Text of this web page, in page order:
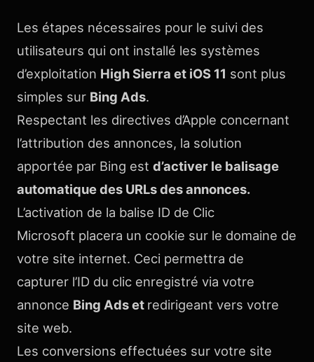
Les étapes nécessaires pour le suivi des
utilisateurs qui ont installé les systèmes
d’exploitation High Sierra et iOS 11 sont plus
simples sur Bing Ads.
Respectant les directives d’Apple concernant
l’attribution des annonces, la solution
apportée par Bing est d’activer le balisage
automatique des URLs des annonces.
L’activation de la balise ID de Clic
Microsoft placera un cookie sur le domaine de
votre site internet. Ceci permettra de
capturer l’ID du clic enregistré via votre
annonce Bing Ads et redirigeant vers votre
site web.
Les conversions effectuées sur votre site